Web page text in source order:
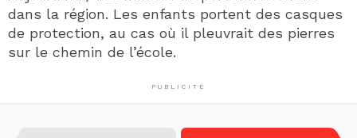
dans la région. Les enfants portent des casques
de protection, au cas où il pleuvrait des pierres
sur le chemin de l’école.
PUBLICITÉ